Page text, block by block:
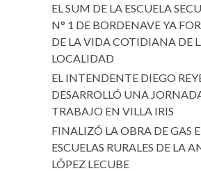
EL SUM DE LA ESCUELA
N° 1 DE BORDENAVE YA
DE LA VIDA COTIDIANA DE
LOCALIDAD
EL INTENDENTE DIEGO
DESARROLLÓ UNA
TRABAJO EN VILLA IRIS
FINALIZÓ LA OBRA DE GAS
ESCUELAS RURALES DE LA
LÓPEZ LECUBE